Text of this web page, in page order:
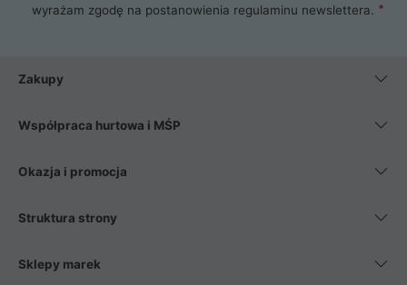
wyrażam zgodę na postanowienia regulaminu newslettera.
Zakupy
Współpraca hurtowa i MŚP
Okazja i promocja
Struktura strony
Sklepy marek